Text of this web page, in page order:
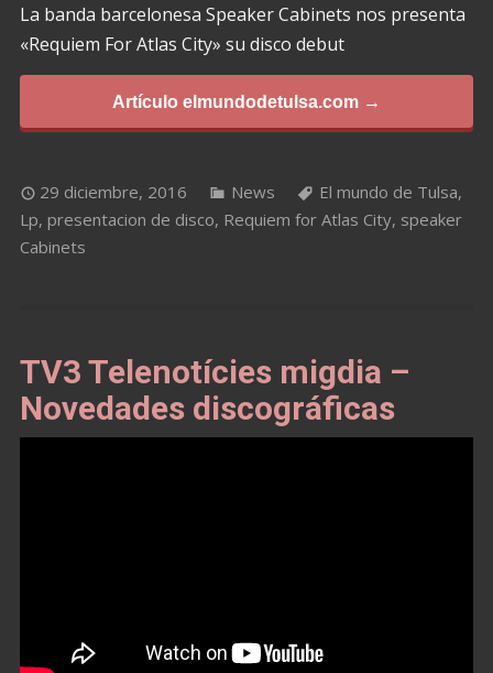
La banda barcelonesa Speaker Cabinets nos presenta
«Requiem For Atlas City» su disco debut
Artículo elmundodetulsa.com →
29 diciembre, 2016 News El mundo de Tulsa,
Lp, presentacion de disco, Requiem for Atlas City, speaker
Cabinets
TV3 Telenotícies migdia –
Novedades discográficas